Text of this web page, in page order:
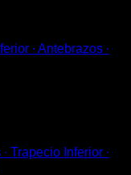
∙ Antebrazos ∙
Trapecio Inferior ∙